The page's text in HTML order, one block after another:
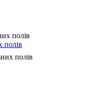
полів
полів